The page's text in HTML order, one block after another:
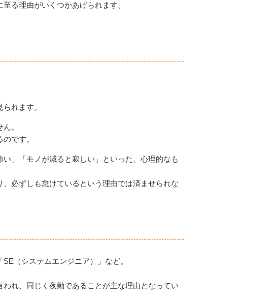
る理由がいくつかあげられます。
れます。
。
です。
」「モノが減ると寂しい」といった、心理的なも
必ずしも怠けているという理由では済ませられな
（システムエンジニア）」など。
れ、同じく夜勤であることが主な理由となってい